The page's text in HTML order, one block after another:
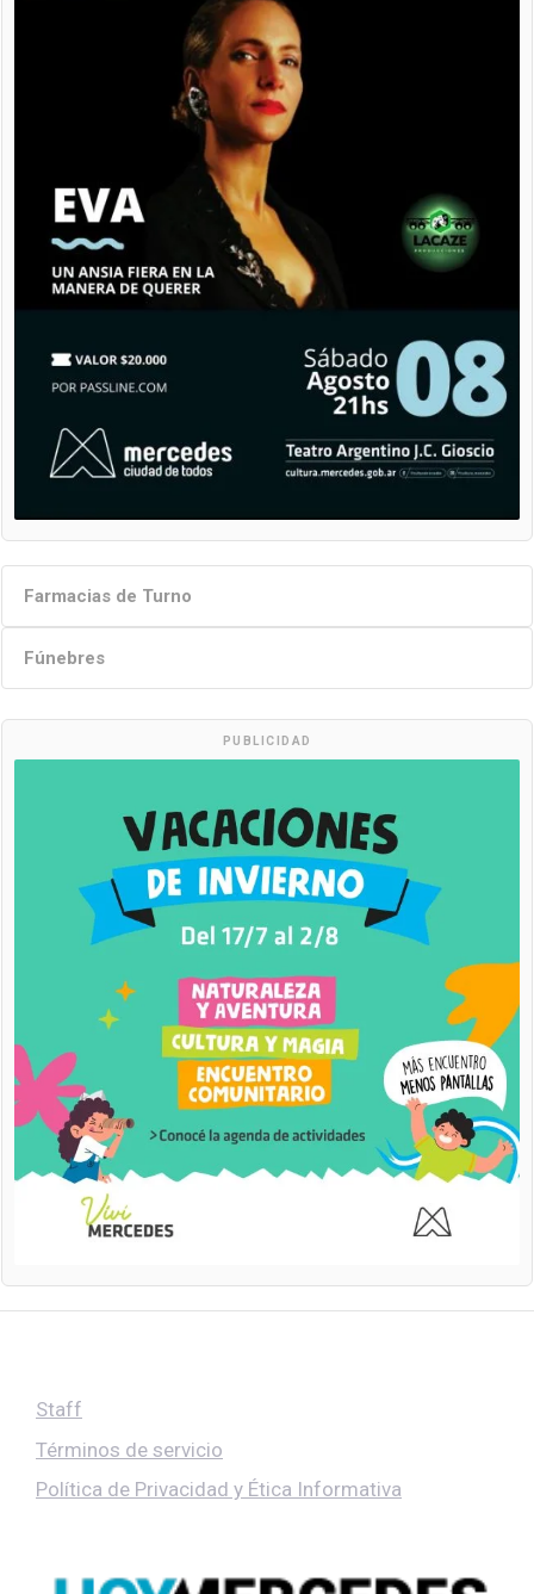
Farmacias de Turno
Fúnebres
PUBLICIDAD
Staff
Términos de servicio
Política de Privacidad y Ética Informativa